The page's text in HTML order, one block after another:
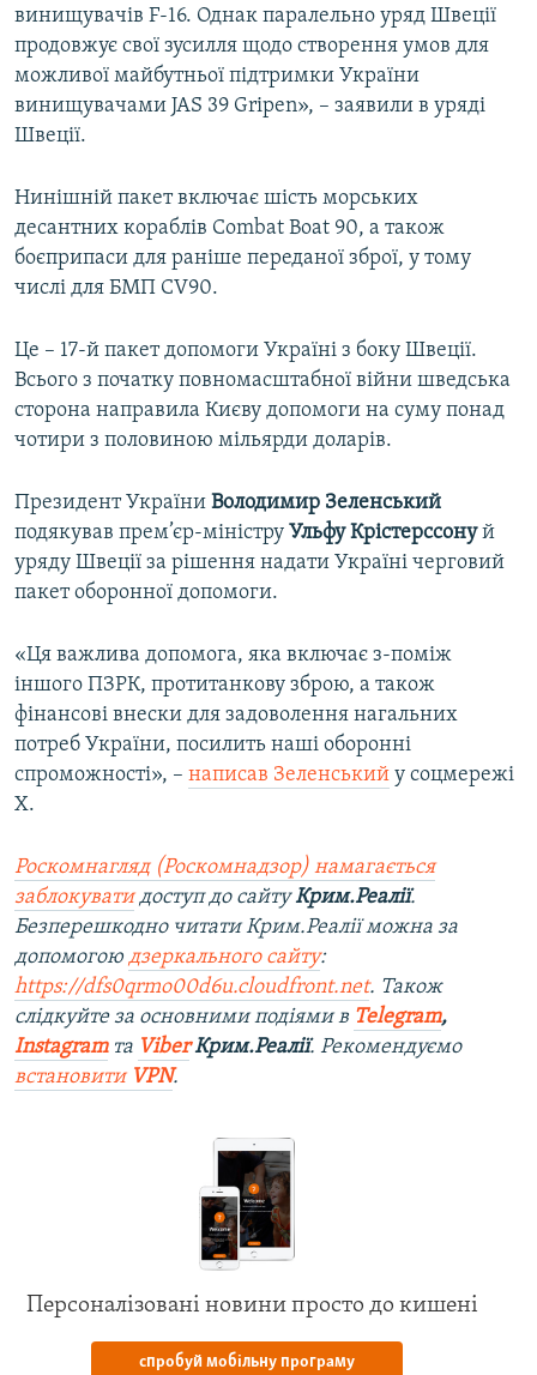
винищувачів F-16. Однак паралельно уряд Швеції
продовжує свої зусилля щодо створення умов для
можливої майбутньої підтримки України
винищувачами JAS 39 Gripen», – заявили в уряді
Швеції.
Нинішній пакет включає шість морських
десантних кораблів Combat Boat 90, а також
боєприпаси для раніше переданої зброї, у тому
числі для БМП CV90.
Це – 17-й пакет допомоги Україні з боку Швеції.
Всього з початку повномасштабної війни шведська
сторона направила Києву допомоги на суму понад
чотири з половиною мільярди доларів.
Президент України Володимир Зеленський
подякував прем’єр-міністру Ульфу Крістерссонуй
уряду Швеції за рішення надати Україні черговий
пакет оборонної допомоги.
«Ця важлива допомога, яка включає з-поміж
іншого ПЗРК, протитанкову зброю, а також
фінансові внески для задоволення нагальних
потреб України, посилить наші оборонні
спроможності», – написав Зеленський у соцмережі
X.
Роскомнагляд (Роскомнадзор) намагається
заблокуватидоступ до сайтуКрим.Реалії.
Безперешкодно читати Крим.Реалії можна за
допомогою дзеркального сайту:
https://dfs0qrmo00d6u.cloudfront.net. Також
слідкуйте за основними подіями в Telegram,
Instagramта ViberКрим.Реалії. Рекомендуємо
встановити VPN.
Персоналізовані новини просто до кишені
спробуй мобільну програму